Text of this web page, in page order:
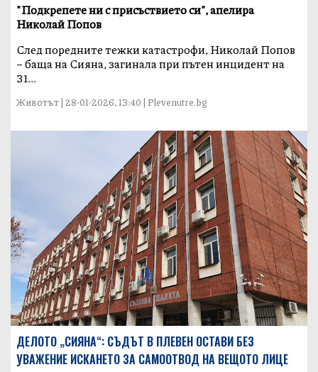
"Подкрепете ни с присъствието си", апелира
Николай Попов
След поредните тежки катастрофи, Николай Попов
– баща на Сияна, загинала при пътен инцидент на
31...
Животът | 28-01-2026, 13:40 | Plevenutre.bg
ДЕЛОТО „СИЯНА“: СЪДЪТ В ПЛЕВЕН ОСТАВИ БЕЗ
УВАЖЕНИЕ ИСКАНЕТО ЗА СAМООТВОД НА ВЕЩОТО ЛИЦЕ